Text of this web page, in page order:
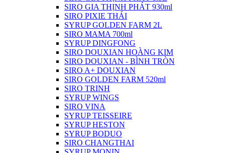
SIRO GIA THỊNH PHÁT 930ml
SIRO PIXIE THÁI
SYRUP GOLDEN FARM 2L
SIRO MAMA 700ml
SYRUP DINGFONG
SIRO DOUXIAN HOÀNG KIM
SIRO DOUXIAN - BÌNH TRÒN
SIRO A+ DOUXIAN
SIRO GOLDEN FARM 520ml
SIRO TRINH
SYRUP WINGS
SIRO VINA
SYRUP TEISSEIRE
SYRUP HESTON
SYRUP BODUO
SIRO CHANGTHAI